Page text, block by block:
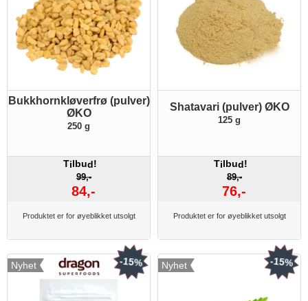
Bukkhornkløverfrø (pulver)
ØKO
250 g
Tilbud!
99,-
84,-
Produktet er for øyeblikket utsolgt
Shatavari (pulver) ØKO
125 g
Tilbud!
89,-
76,-
Produktet er for øyeblikket utsolgt
Nyhet -15% Nyhet -15%